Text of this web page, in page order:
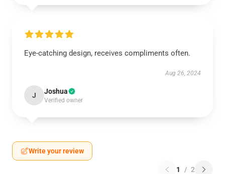
Eye-catching design, receives compliments often.
Aug 26, 2024
J Joshua
Verified owner
Write your review
1 / 2